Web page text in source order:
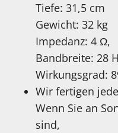
Tiefe: 31,5 cm
Gewicht: 32 kg
Impedanz: 4 Ω,
Bandbreite: 28
Wirkungsgrad:
Wir fertigen
Wenn Sie an
sind,